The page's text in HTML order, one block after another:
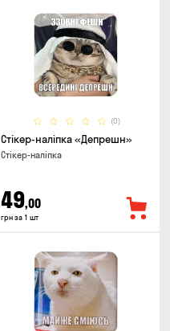
(0)
Стікер-наліпка «Депрешн»
Стікер-наліпка
49,00
грн за 1 шт